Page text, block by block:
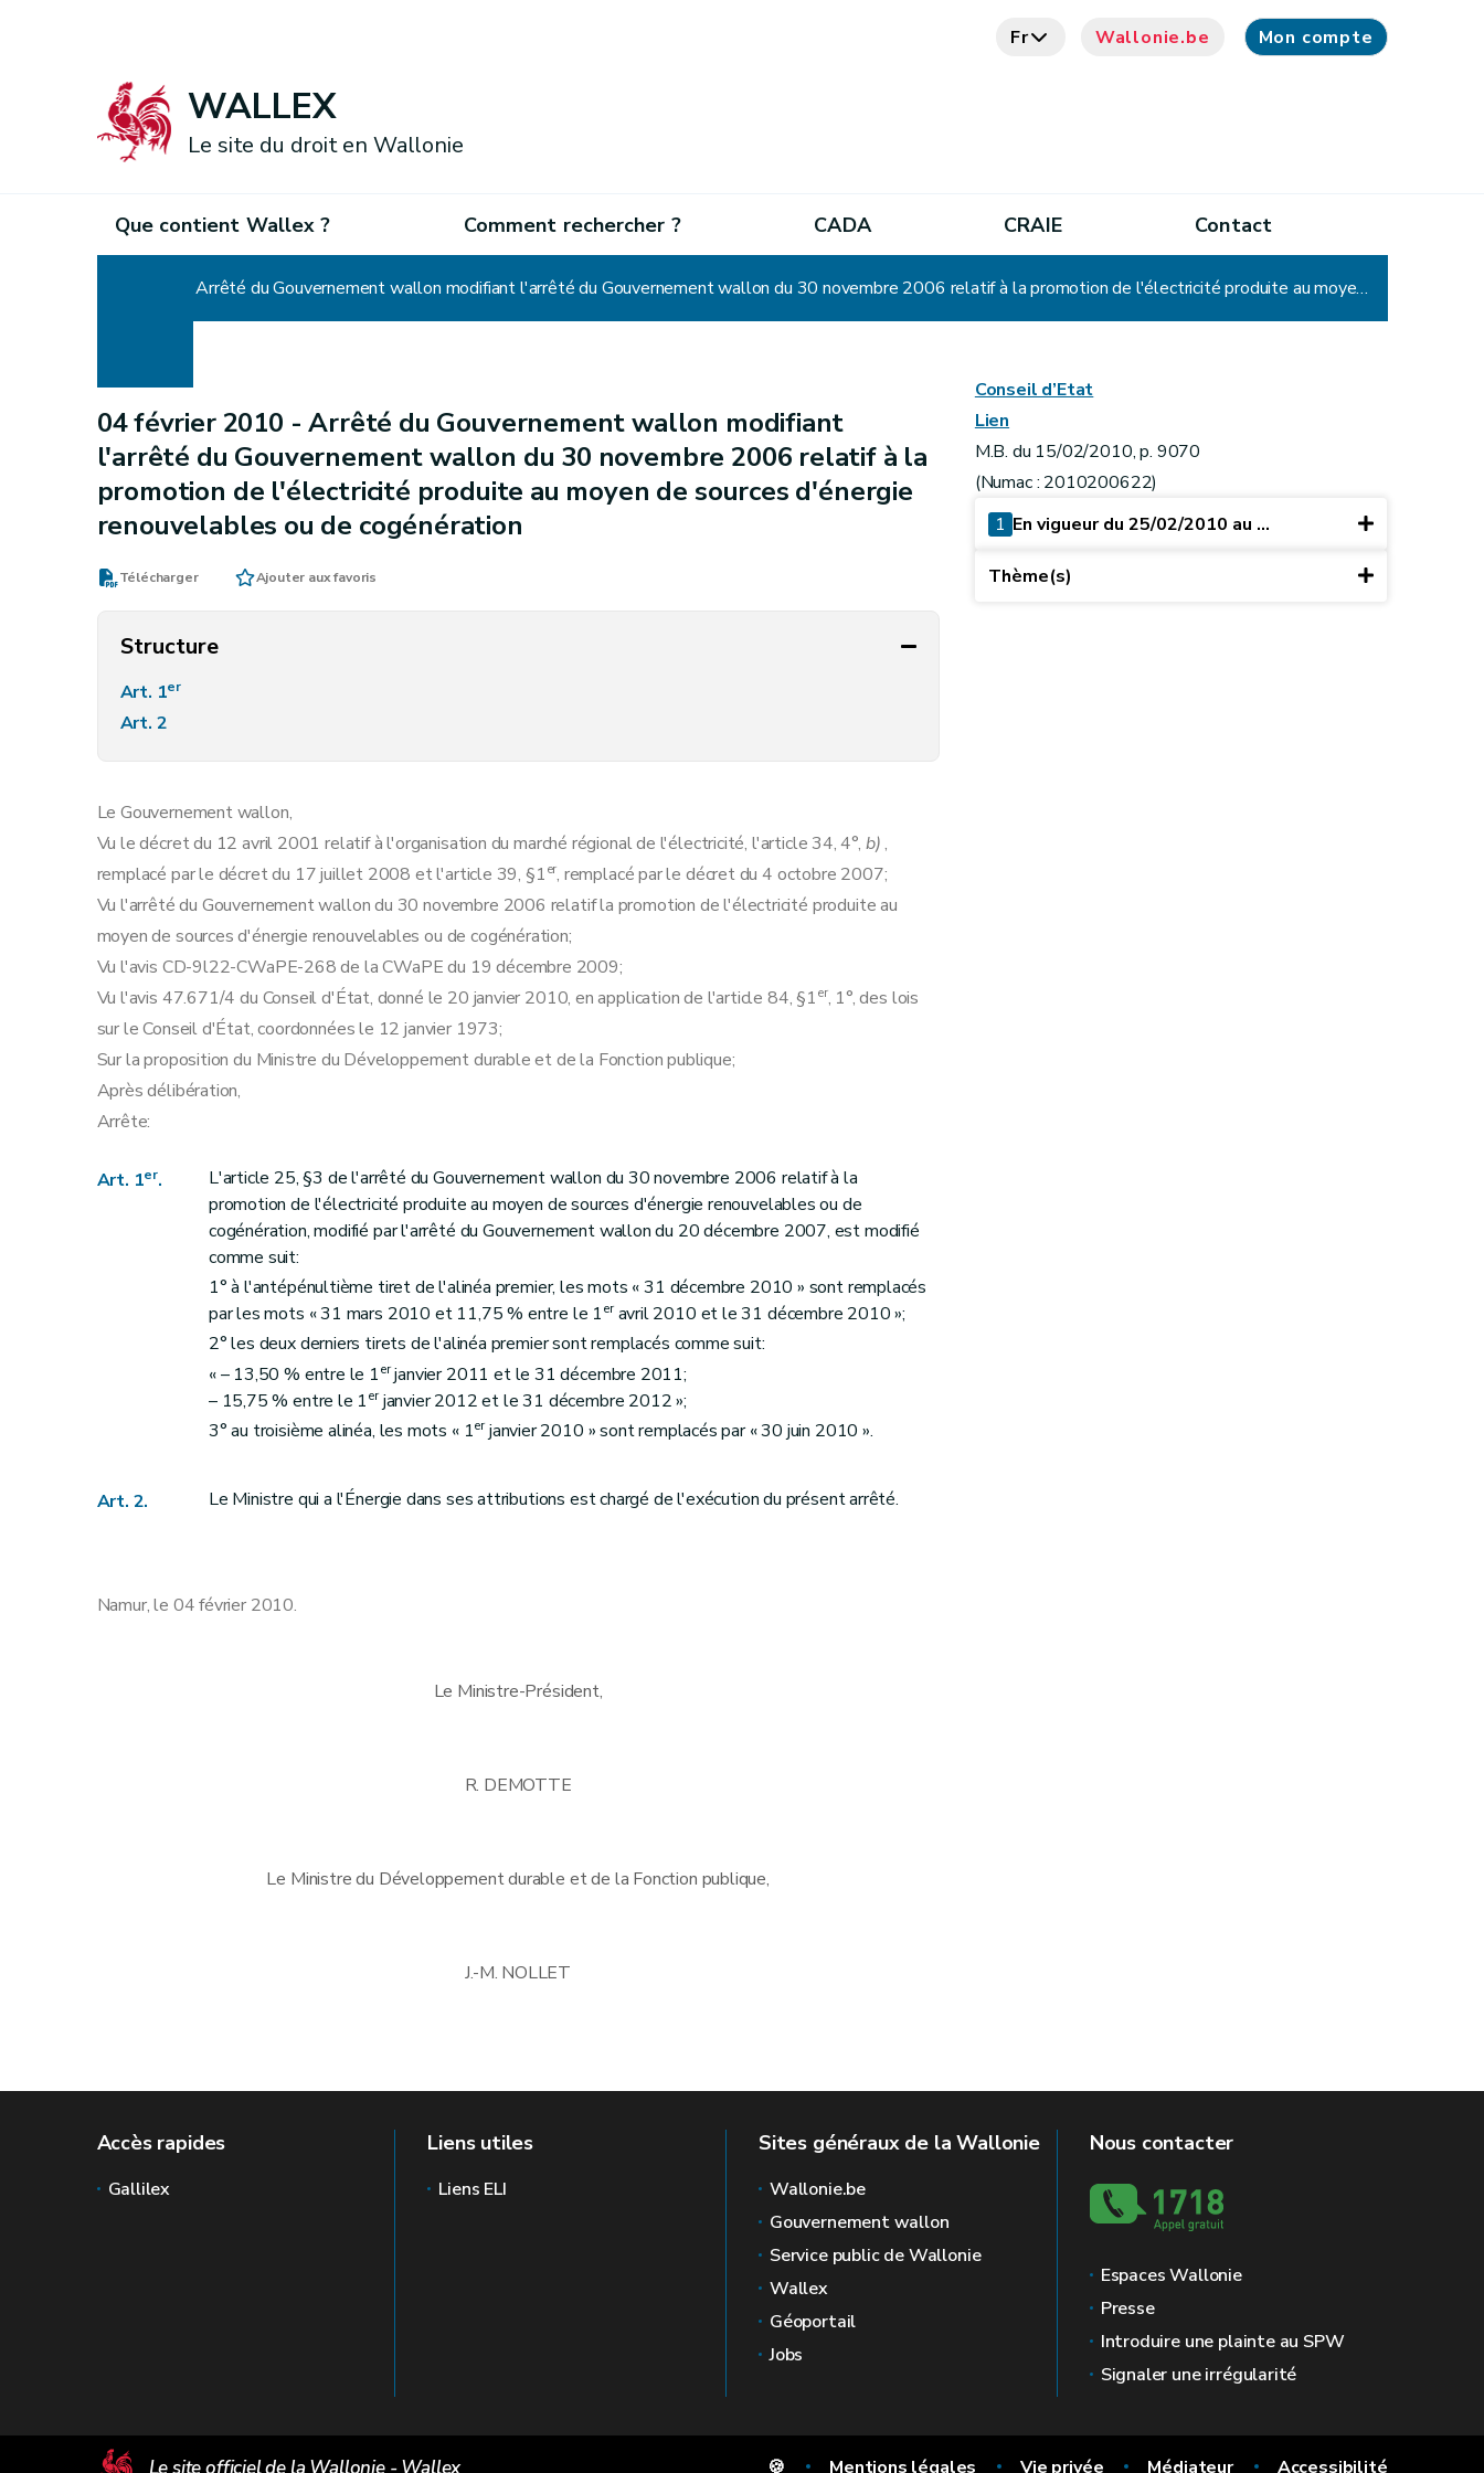
Fr Wallonie.be Mon compte
WALLEX
Le site du droit en Wallonie
Que contient Wallex ? Comment rechercher ? CADA CRAIE Contact
Arrêté du Gouvernement wallon modifiant l'arrêté du Gouvernement wallon du 30 novembre 2006 relatif à la promotion de l'électricité produite au moyen de sources d'énergie renouvelables ou de cogénération
04 février 2010 -Arrêté du Gouvernement wallon modifiant
l'arrêté du Gouvernement wallon du 30 novembre 2006 relatif à la
promotion de l'électricité produite au moyen de sources d'énergie
renouvelables ou de cogénération
Télécharger Ajouter aux favoris
Structure
Art. 1er
Art. 2
Le Gouvernement wallon,
Vu le décret du 12 avril 2001 relatif à l'organisation du marché régional de l'électricité, l'article 34, 4°, b),
remplacé par le décret du 17 juillet 2008 et l'article 39, §1er, remplacé par le décret du 4 octobre 2007;
Vu l'arrêté du Gouvernement wallon du 30 novembre 2006 relatif la promotion de l'électricité produite au
moyen de sources d'énergie renouvelables ou de cogénération;
Vu l'avis CD-9l22-CWaPE-268 de la CWaPE du 19 décembre 2009;
Vu l'avis 47.671/4 du Conseil d'État, donné le 20 janvier 2010, en application de l'article 84, §1er, 1°, des lois
sur le Conseil d'État, coordonnées le 12 janvier 1973;
Sur la proposition du Ministre du Développement durable et de la Fonction publique;
Après délibération,
Arrête:
Art. 1er.
L'article 25, §3 de l'arrêté du Gouvernement wallon du 30 novembre 2006 relatif à la
promotion de l'électricité produite au moyen de sources d'énergie renouvelables ou de
cogénération, modifié par l'arrêté du Gouvernement wallon du 20 décembre 2007, est modifié
comme suit:
1° à l'antépénultième tiret de l'alinéa premier, les mots « 31 décembre 2010 » sont remplacés
par les mots « 31 mars 2010 et 11,75 % entre le 1eravril 2010 et le 31 décembre 2010 »;
2° les deux derniers tirets de l'alinéa premier sont remplacés comme suit:
« – 13,50 % entre le 1erjanvier 2011 et le 31 décembre 2011;
– 15,75 % entre le 1erjanvier 2012 et le 31 décembre 2012 »;
3° au troisième alinéa, les mots « 1erjanvier 2010 » sont remplacés par « 30 juin 2010 ».
Art. 2. Le Ministre qui a l'Énergie dans ses attributions est chargé de l'exécution du présent arrêté.
Namur, le 04 février 2010.
Le Ministre-Président,
R. DEMOTTE
Le Ministre du Développement durable et de la Fonction publique,
J.-M. NOLLET
Conseil d’Etat
Lien
M.B. du 15/02/2010, p. 9070
(Numac : 2010200622)
1 En vigueur du 25/02/2010 au ...
Thème(s)
Accès rapides
Gallilex
Liens utiles
Liens ELI
Sites généraux de la Wallonie
Wallonie.be
Gouvernement wallon
Service public de Wallonie
Wallex
Géoportail
Jobs
Nous contacter
Espaces Wallonie
Presse
Introduire une plainte au SPW
Signaler une irrégularité
🍪 Mentions légales Vie privée Médiateur Accessibilité